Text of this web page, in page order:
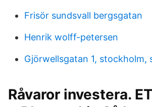
Frisör sundsvall bergsgatan
Henrik wolff-petersen
Gjörwellsgatan 1, stockholm,
Råvaror investera.